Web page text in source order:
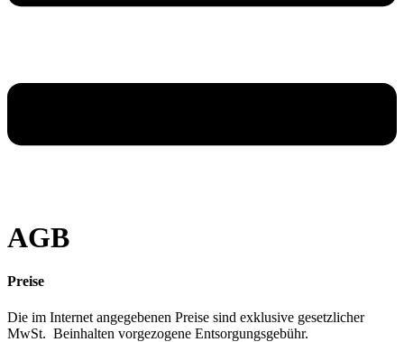
AGB
Preise
Die im Internet angegebenen Preise sind exklusive gesetzlicher
MwSt. Beinhalten vorgezogene Entsorgungsgebühr.